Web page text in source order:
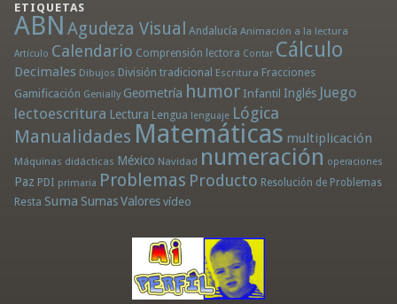
ETIQUETAS
ABN Agudeza Visual Andalucía Animación a la lectura
Artículo Calendario Comprensión lectora Contar Cálculo
Decimales Dibujos División tradicional Escritura Fracciones
Gamificación Genially Geometría humor Infantil Inglés Juego
lectoescritura Lectura Lengua lenguaje Lógica
Manualidades Matemáticas multiplicación
Máquinas didácticas México Navidad numeración operaciones
Paz PDI primaria Problemas Producto Resolución de Problemas
Resta Suma Sumas Valores vídeo